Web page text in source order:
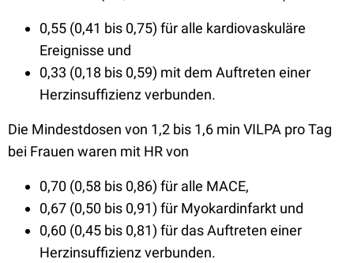
0,55 (0,41 bis 0,75) für alle kardiovaskuläre
Ereignisse und
0,33 (0,18 bis 0,59) mit dem Auftreten einer
Herzinsuffizienz verbunden.
Die Mindestdosen von 1,2 bis 1,6 min VILPA pro Tag
bei Frauen waren mit HR von
0,70 (0,58 bis 0,86) für alle MACE,
0,67 (0,50 bis 0,91) für Myokardinfarkt und
0,60 (0,45 bis 0,81) für das Auftreten einer
Herzinsuffizienz verbunden.